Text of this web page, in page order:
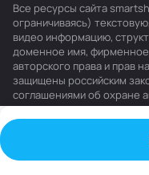
Все ресурсы сайта
ограничиваясь)
видео информацию,
доменное имя,
авторского права и прав
защищены российским
соглашениями об охране